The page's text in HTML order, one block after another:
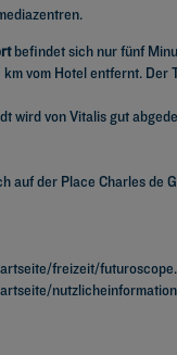
befindet sich nur fünf
vom Hotel entfernt.
wird von Vitalis gut
auf der Place Charles de
freizeit/